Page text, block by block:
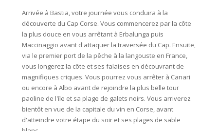
Arrivée à Bastia, votre journée vous conduira à la
découverte du Cap Corse. Vous commencerez par la côte
la plus douce en vous arrêtant à Erbalunga puis
Maccinaggio avant d'attaquer la traversée du Cap. Ensuite,
via le premier port de la pêche à la langouste en France,
vous longerez la côte et ses falaises en découvrant de
magnifiques criques. Vous pourrez vous arrêter à Canari
ou encore à Albo avant de rejoindre la plus belle tour
paoline de l'île et sa plage de galets noirs. Vous arriverez
bientôt en vue de la capitale du vin en Corse, avant
d'atteindre votre étape du soir et ses plages de sable